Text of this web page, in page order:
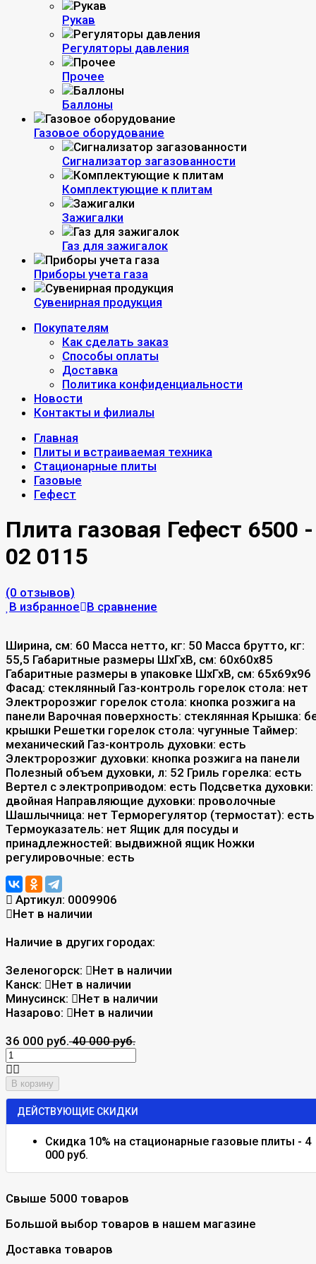
Рукав
Регуляторы давления
Прочее
Баллоны
Газовое оборудование
Сигнализатор загазованности
Комплектующие к плитам
Зажигалки
Газ для зажигалок
Приборы учета газа
Сувенирная продукция
Покупателям
Как сделать заказ
Способы оплаты
Доставка
Политика конфиденциальности
Новости
Контакты и филиалы
Главная
Плиты и встраиваемая техника
Стационарные плиты
Газовые
Гефест
Плита газовая Гефест 6500 -
02 0115
(0 отзывов)
В избранное В сравнение
Ширина, см: 60 Масса нетто, кг: 50 Масса брутто, кг:
55,5 Габаритные размеры ШхГхВ, см: 60x60x85
Габаритные размеры в упаковке ШхГхВ, см: 65х69х96
Фасад: стеклянный Газ-контроль горелок стола: нет
Электророзжиг горелок стола: кнопка розжига на
панели Варочная поверхность: стеклянная Крышка:
крышки Решетки горелок стола: чугунные Таймер:
механический Газ-контроль духовки: есть
Электророзжиг духовки: кнопка розжига на панели
Полезный объем духовки, л: 52 Гриль горелка: есть
Вертел с электроприводом: есть Подсветка духовки:
двойная Направляющие духовки: проволочные
Шашлычница: нет Терморегулятор (термостат): есть
Термоуказатель: нет Ящик для посуды и
принадлежностей: выдвижной ящик Ножки
регулировочные: есть
Артикул: 0009906
Нет в наличии
Наличие в других городах:
Зеленогорск:
Нет в наличии
Канск:
Нет в наличии
Минусинск:
Нет в наличии
Назарово:
Нет в наличии
36 000 руб.40 000 руб.
В корзину
ДЕЙСТВУЮЩИЕ СКИДКИ
Скидка 10% на стационарные газовые плиты - 4
000 руб.
Свыше 5000 товаров
Большой выбор товаров в нашем магазине
Доставка товаров